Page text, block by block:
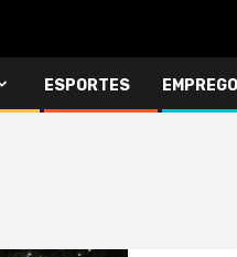
ESPORTES